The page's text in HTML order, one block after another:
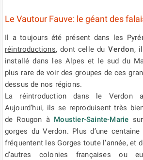
Le Vautour Fauve: le géant des
Il a toujours été présent dans les
réintroductions, dont celle du Verdon,
installé dans les Alpes et le sud du
plus rare de voir des groupes de ces
dessus de nos régions.
La réintroduction dans le Verdon
Aujourd’hui, ils se reproduisent très
de Rougon à Moustier-Sainte-Marie
gorges du Verdon. Plus d’une
fréquentent les Gorges toute l’année, et
d’autres colonies françaises ou